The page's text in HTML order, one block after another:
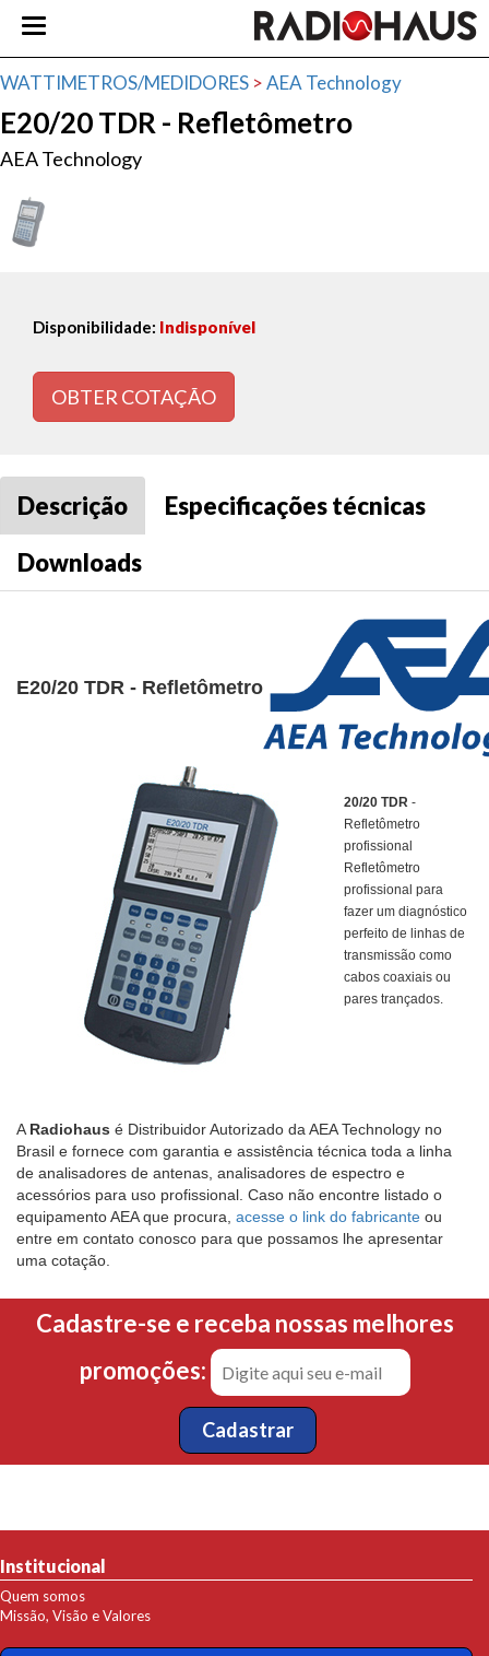
WATTIMETROS/MEDIDORES >AEA Technology
E20/20 TDR - Refletômetro
AEA Technology
Disponibilidade: Indisponível
OBTER COTAÇÃO
Descrição
Especificações técnicas
Downloads
E20/20 TDR - Refletômetro
20/20 TDR -
Refletômetro
profissional
Refletômetro
profissional para
fazer um diagnóstico
perfeito de linhas de
transmissão como
cabos coaxiais ou
pares trançados.
A Radiohaus é Distribuidor Autorizado da AEA Technology no
Brasil e fornece com garantia e assistência técnica toda a linha
de analisadores de antenas, analisadores de espectro e
acessórios para uso profissional. Caso não encontre listado o
equipamento AEA que procura, acesse o link do fabricante ou
entre em contato conosco para que possamos lhe apresentar
uma cotação.
Cadastre-se e receba nossas melhores
promoções:
Institucional
Quem somos
Missão, Visão e Valores